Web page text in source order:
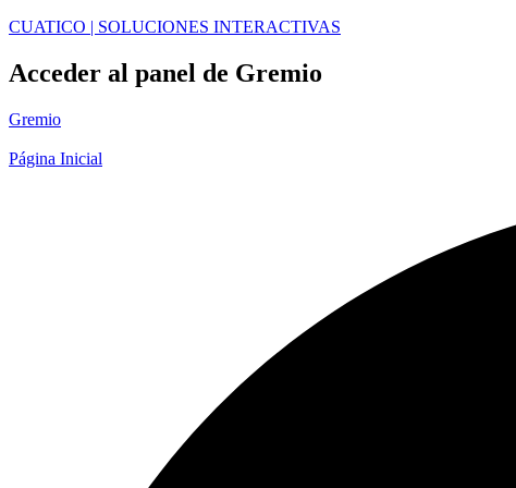
CUATICO | SOLUCIONES INTERACTIVAS
Acceder al panel de Gremio
Gremio
Página Inicial